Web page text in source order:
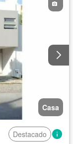
Casa
Destacado